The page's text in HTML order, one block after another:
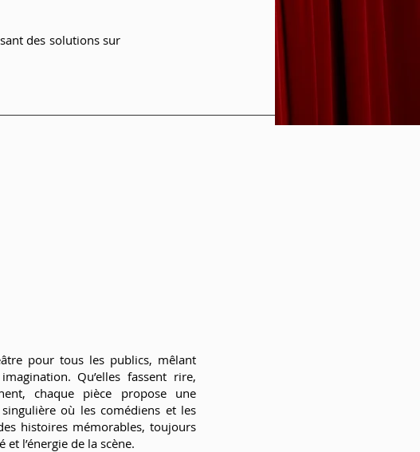
des solutions sur
pour tous les publics, mêlant
Qu’elles fassent rire,
chaque pièce propose une
où les comédiens et les
histoires mémorables, toujours
l’énergie de la scène.